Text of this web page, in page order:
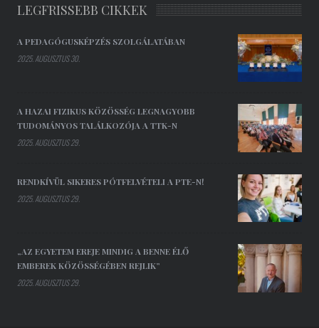
LEGFRISSEBB CIKKEK
A PEDAGÓGUSKÉPZÉS SZOLGÁLATÁBAN
2025. AUGUSZTUS 30.
A HAZAI FIZIKUS KÖZÖSSÉG LEGNAGYOBB
TUDOMÁNYOS TALÁLKOZÓJA A TTK-N
2025. AUGUSZTUS 29.
RENDKÍVÜL SIKERES PÓTFELVÉTELI A PTE-N!
2025. AUGUSZTUS 29.
„AZ EGYETEM EREJE MINDIG A BENNE ÉLŐ
EMBEREK KÖZÖSSÉGÉBEN REJLIK”
2025. AUGUSZTUS 29.